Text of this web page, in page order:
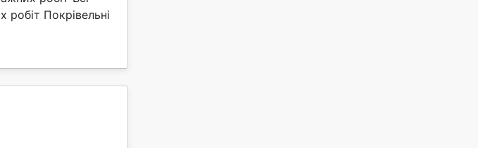
Покрівельні